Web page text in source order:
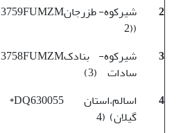
2
شیرکوه- طزرجان
((2
3759FUMZM
3
شیرکوه- بنادک
سادات (3)
3758FUMZM
4
اسالم،استان
گیلان) (4
DQ630055*